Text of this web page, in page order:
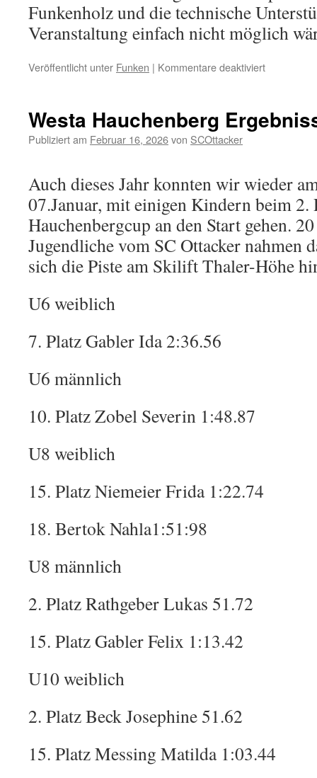
Funkenholz und die technische
Veranstaltung einfach nicht möglich
Veröffentlicht unter Funken | Kommentare deaktiviertfür
Westa Hauchenberg
Publiziert am Februar 16, 2026von SCOttacker
Auch dieses Jahr konnten wir wieder
07.Januar, mit einigen Kindern beim 2.
Hauchenbergcup an den Start gehen.
Jugendliche vom SC Ottacker nahmen
sich die Piste am Skilift Thaler-Höhe
U6 weiblich
7. Platz Gabler Ida 2:36.56
U6 männlich
10. Platz Zobel Severin 1:48.87
U8 weiblich
15. Platz Niemeier Frida 1:22.74
18. Bertok Nahla1:51:98
U8 männlich
2. Platz Rathgeber Lukas 51.72
15. Platz Gabler Felix 1:13.42
U10 weiblich
2. Platz Beck Josephine 51.62
15. Platz Messing Matilda 1:03.44